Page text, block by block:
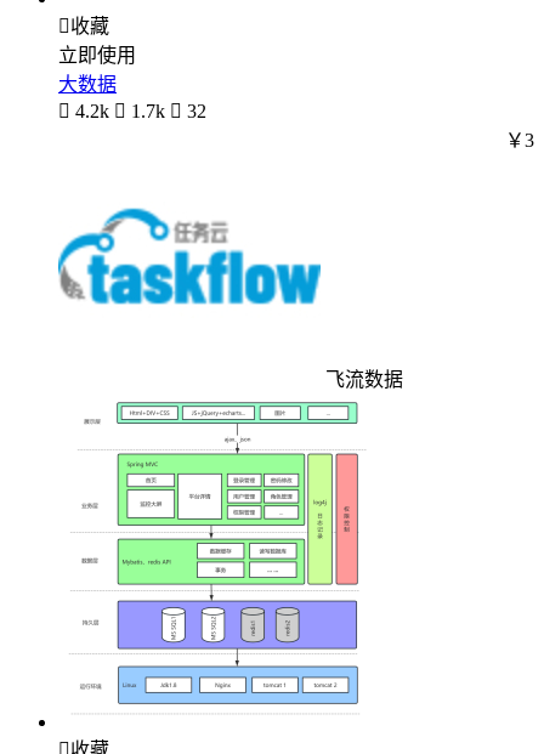
收藏
立即使用
大数据
 4.2k  1.7k  32
飞流数据
￥3
收藏